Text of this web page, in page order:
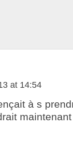
at 14:54
à s